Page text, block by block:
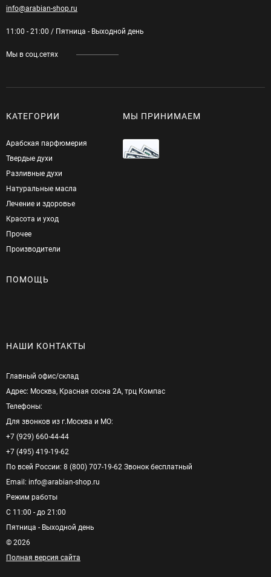
info@arabian-shop.ru
11:00 - 21:00 / Пятница - Выходной день
Мы в соц.сетях
КАТЕГОРИИ
Арабская парфюмерия
Твердые духи
Разливные духи
Натуральные масла
Лечение и здоровье
Красота и уход
Прочее
Производители
МЫ ПРИНИМАЕМ
ПОМОЩЬ
НАШИ КОНТАКТЫ
Главный офис/cклад
Адрес: Москва, Красная сосна 2А, трц Компас
Телефоны:
Для звонков из г.Москва и МО:
+7 (929) 660-44-44
+7 (495) 419-19-62
По всей России: 8 (800) 707-19-62 Звонок бесплатный
Email: info@arabian-shop.ru
Режим pаботы
С 11:00 - до 21:00
Пятница - Выходной день
© 2026
Полная версия сайта